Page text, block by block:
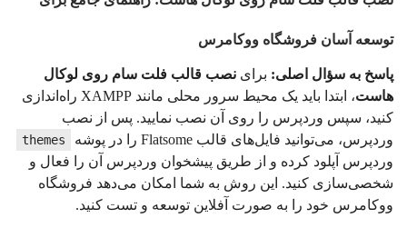
توسعه آسان فروشگاه ووکامرس
پاسخ به سؤال اصلی: برای نصب قالب فلت سام روی لوکال
هاست
، ابتدا باید یک محیط سرور محلی مانند XAMPP راه‌اندازی
کنید، سپس وردپرس را روی آن نصب نمایید. پس از نصب
وردپرس، می‌توانید فایل‌های قالب Flatsome را در پوشه
themes
وردپرس آپلود کرده و از طریق پیشخوان وردپرس آن را فعال و
شخصی‌سازی کنید. این روش به شما امکان می‌دهد فروشگاه
ووکامرس خود را به صورت آفلاین توسعه و تست کنید.